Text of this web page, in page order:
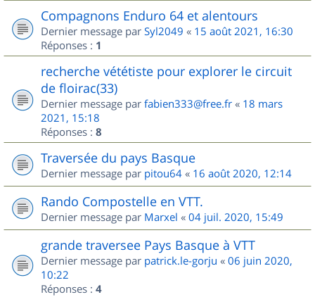
Compagnons Enduro 64 et alentours
Dernier message par Syl2049 « 15 août 2021, 16:30
Réponses : 1
recherche vététiste pour explorer le circuit
de floirac(33)
Dernier message par fabien333@free.fr « 18 mars
2021, 15:18
Réponses : 8
Traversée du pays Basque
Dernier message par pitou64 « 16 août 2020, 12:14
Rando Compostelle en VTT.
Dernier message par Marxel « 04 juil. 2020, 15:49
grande traversee Pays Basque à VTT
Dernier message par patrick.le-gorju « 06 juin 2020,
10:22
Réponses : 4